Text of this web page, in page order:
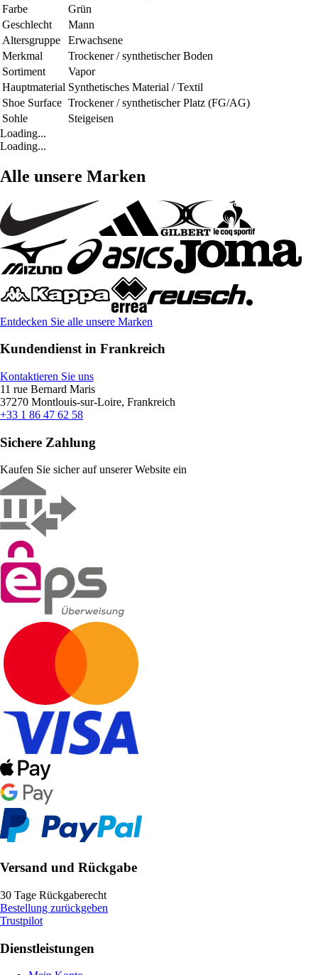
Farbe
Grün
Geschlecht
Mann
Altersgruppe
Erwachsene
Merkmal
Trockener / synthetischer Boden
Sortiment
Vapor
Hauptmaterial Synthetisches Material / Textil
Shoe Surface Trockener / synthetischer Platz (FG/AG)
Sohle
Steigeisen
Loading...
Loading...
Alle unsere Marken
Entdecken Sie alle unsere Marken
Kundendienst in Frankreich
Kontaktieren Sie uns
11 rue Bernard Maris
37270 Montlouis-sur-Loire, Frankreich
+33 1 86 47 62 58
Sichere Zahlung
Kaufen Sie sicher auf unserer Website ein
Versand und Rückgabe
30 Tage Rückgaberecht
Bestellung zurückgeben
Trustpilot
Dienstleistungen